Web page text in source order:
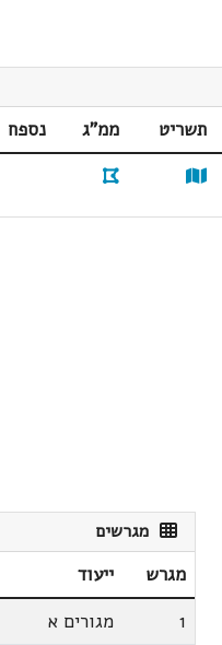
תשריט ממ"ג
נספח
מגרשים
מגרש ייעוד
1
מגורים א